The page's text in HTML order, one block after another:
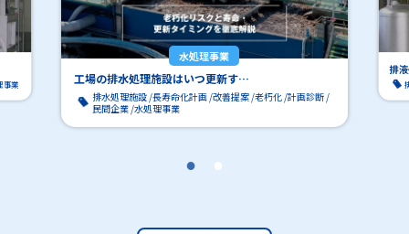
事業
水処理事業
工場の排水処理施設はいつ更新す…
排水処理施設 長寿命化計画 改善提案 老朽化 計画診断
民間企業 水処理事業
排